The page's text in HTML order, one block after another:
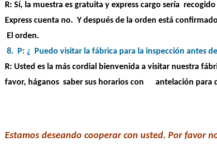
R: Sí, la muestra es gratuita y express cargo sería
Express cuenta no. Y después de la orden está
El orden.
8. P: ¿ Puedo visitar la fábrica para la inspección antes
R: Usted es la más cordial bienvenida a visitar nuestra
favor, háganos saber sus horarios con antelación para
Estamos deseando cooperar con usted. Por favor